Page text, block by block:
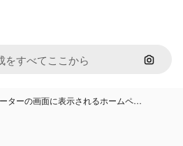
画像で
ターの画面に表示されるホームペ…